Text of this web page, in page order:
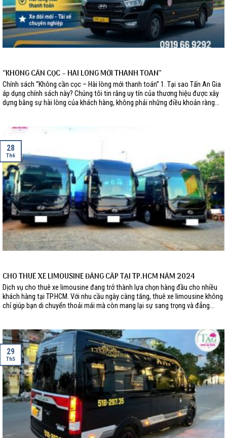
“KHÔNG CẦN CỌC – HÀI LÒNG MỚI THANH TOÁN”
Chính sách “Không cần cọc – Hài lòng mới thanh toán” 1. Tại sao Tấn An Gia
áp dụng chính sách này? Chúng tôi tin rằng uy tín của thương hiệu được xây
dựng bằng sự hài lòng của khách hàng, không phải những điều khoản ràng...
CHO THUÊ XE LIMOUSINE ĐẲNG CẤP TẠI TP.HCM NĂM 2024
Dịch vụ cho thuê xe limousine đang trở thành lựa chọn hàng đầu cho nhiều
khách hàng tại TP.HCM. Với nhu cầu ngày càng tăng, thuê xe limousine không
chỉ giúp bạn di chuyển thoải mái mà còn mang lại sự sang trọng và đẳng...
28
Th6
29
Th5